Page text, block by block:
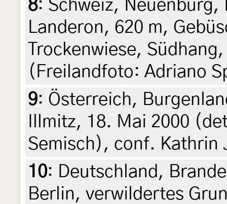
8: Schweiz, Neuenburg,
Landeron, 620 m,
Trockenwiese,
(Freilandfoto: Adriano
9: Österreich,
Illmitz, 18. Mai 2000
Semisch), conf. Kathrin
10: Deutschland,
Berlin, verwildertes